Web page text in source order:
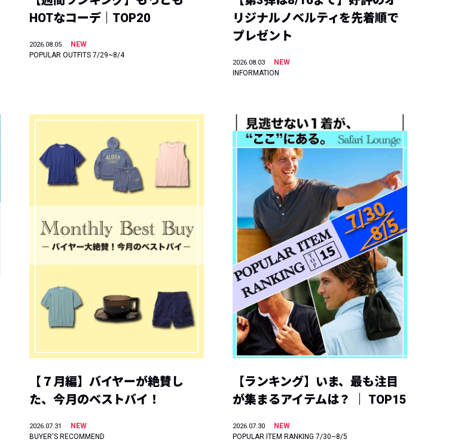
HOTなコーデ｜TOP20
2026.08.05
NEW
POPULAR OUTFITS 7/29~8/4
リジナルノベルティを先着順で
プレゼント
2026.08.03
NEW
INFORMATION
【７月編】バイヤーが絶賛し
た、今月のベストバイ！
2026.07.31
NEW
BUYER'S RECOMMEND
【ランキング】いま、最も注目
が集まるアイテムは？ ｜ TOP15
2026.07.30
NEW
POPULAR ITEM RANKING 7/30~8/5